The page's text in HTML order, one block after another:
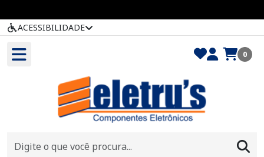
ACESSIBILIDADE
0